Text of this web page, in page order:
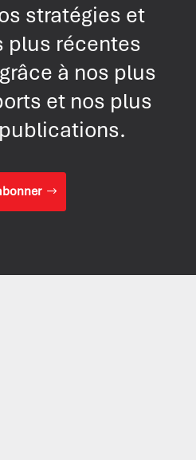
stratégies et
plus récentes
à nos plus
et nos plus